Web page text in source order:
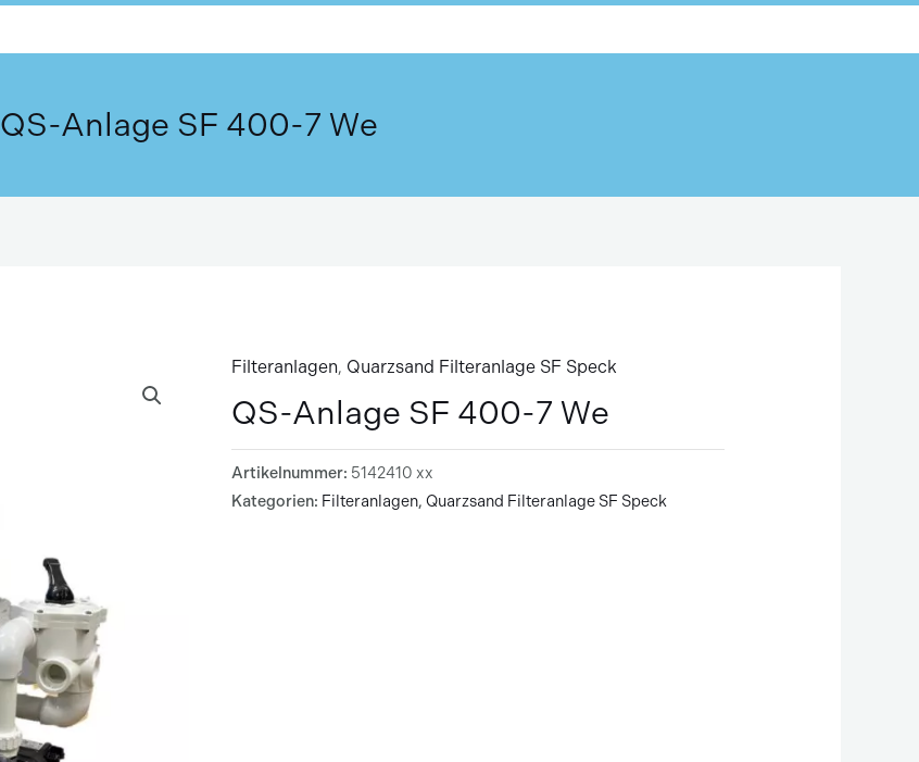
QS-Anlage SF 400-7 We
Filteranlagen, Quarzsand Filteranlage SF Speck
QS-Anlage SF 400-7 We
Artikelnummer: 5142410 xx
Kategorien: Filteranlagen,Quarzsand Filteranlage SF Speck